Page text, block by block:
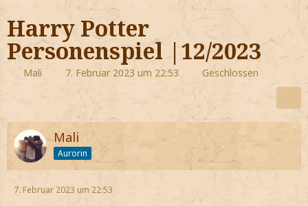
Hogwarts
Zauberwelt
Willkommen
Jetzt Fanclub-Mitglied werden!
Harry Potter
Personenspiel |12/2023
Mali 7. Februar 2023 um 22:53 Geschlossen
Mali
Aurorin
7. Februar 2023 um 22:53